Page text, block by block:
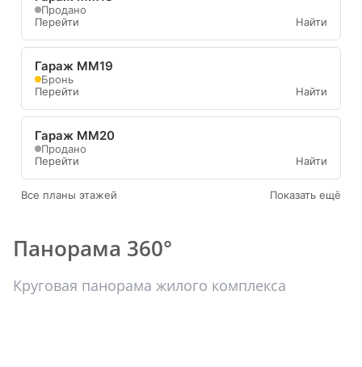
Продано
Перейти
Найти
Гараж ММ19
Бронь
Перейти
Найти
Гараж ММ20
Продано
Перейти
Найти
Все планы этажей Показать ещё
Панорама 360°
Круговая панорама жилого комплекса